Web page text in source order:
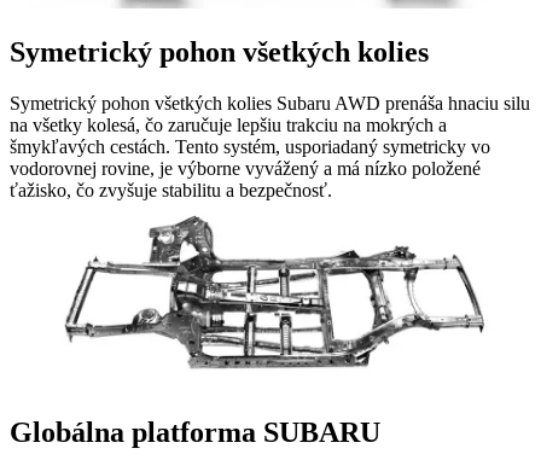
Symetrický pohon všetkých kolies
Symetrický pohon všetkých kolies Subaru AWD prenáša hnaciu silu
na všetky kolesá, čo zaručuje lepšiu trakciu na mokrých a
šmykľavých cestách. Tento systém, usporiadaný symetricky vo
vodorovnej rovine, je výborne vyvážený a má nízko položené
ťažisko, čo zvyšuje stabilitu a bezpečnosť.
Globálna platforma SUBARU